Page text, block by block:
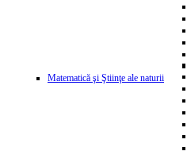
Matematică şi Ştiinţe ale naturii